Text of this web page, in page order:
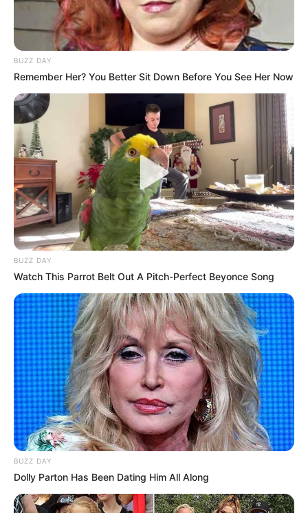
BUZZ DAY
Remember Her? You Better Sit Down Before You See Her Now
BUZZ DAY
Watch This Parrot Belt Out A Pitch-Perfect Beyonce Song
BUZZ DAY
Dolly Parton Has Been Dating Him All Along